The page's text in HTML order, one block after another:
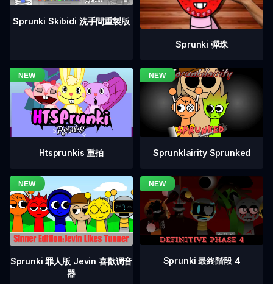
Sprunki Skibidi 洗手間重製版
Sprunki 彈珠
Htsprunkis 重拍 Sprunklairity Sprunked
Sprunki 罪人版 Jevin 喜歡调音
器
Sprunki 最終階段 4